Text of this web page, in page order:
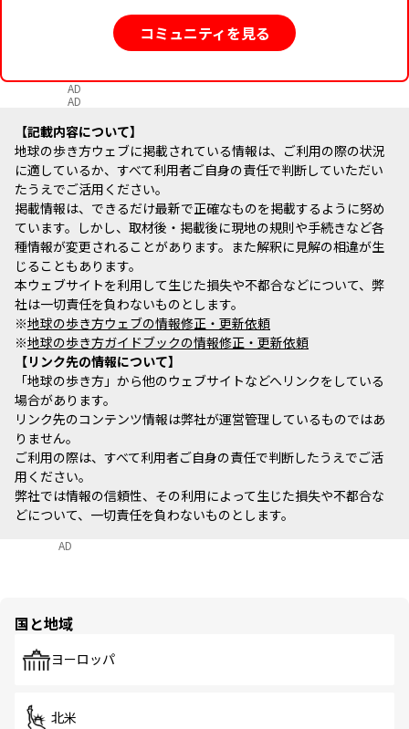
コミュニティを見る
AD
AD
記載内容について
地球の歩き方ウェブに掲載されている情報は、ご利用の際の状況
に適しているか、すべて利用者ご自身の責任で判断していただい
たうえでご活用ください。
掲載情報は、できるだけ最新で正確なものを掲載するように努め
ています。しかし、取材後・掲載後に現地の規則や手続きなど各
種情報が変更されることがあります。また解釈に見解の相違が生
じることもあります。
本ウェブサイトを利用して生じた損失や不都合などについて、弊
社は一切責任を負わないものとします。
※地球の歩き方ウェブの情報修正・更新依頼
※地球の歩き方ガイドブックの情報修正・更新依頼
リンク先の情報について
「地球の歩き方」から他のウェブサイトなどへリンクをしている
場合があります。
リンク先のコンテンツ情報は弊社が運営管理しているものではあ
りません。
ご利用の際は、すべて利用者ご自身の責任で判断したうえでご活
用ください。
弊社では情報の信頼性、その利用によって生じた損失や不都合な
どについて、一切責任を負わないものとします。
AD
国と地域
ヨーロッパ
北米